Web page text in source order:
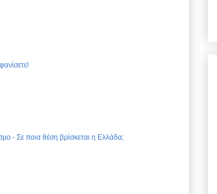
- Σε ποια θέση βρίσκεται η Ελλάδα;